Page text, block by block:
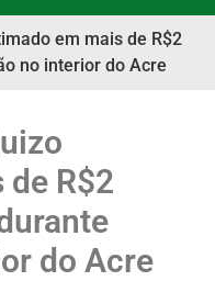
em mais de R$2
no interior do Acre
R$2
do Acre